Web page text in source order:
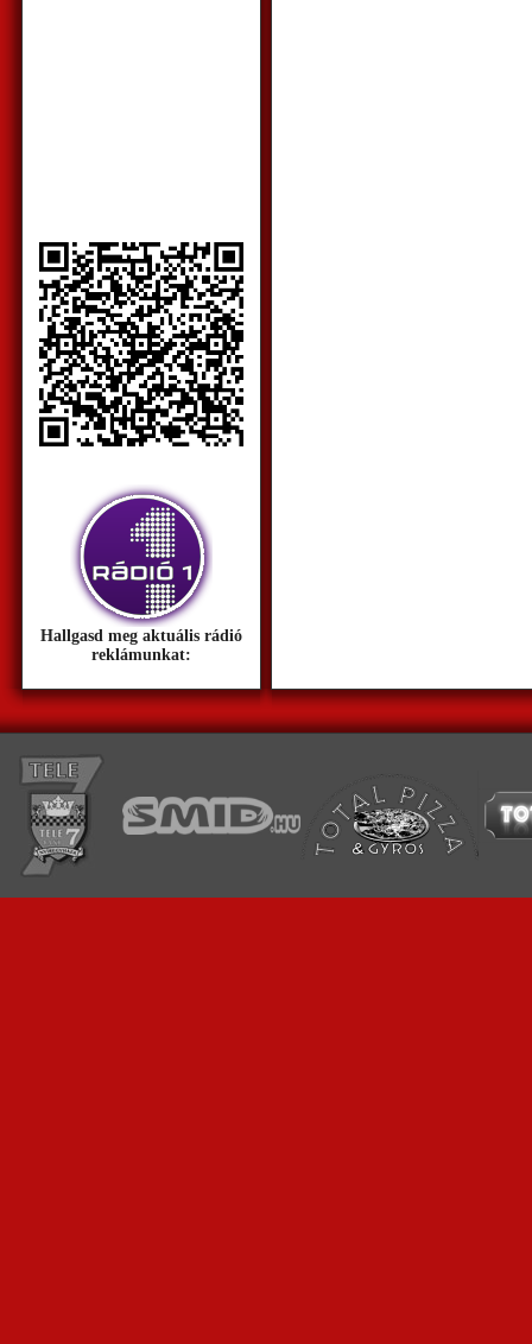
Hallgasd meg aktuális rádió
reklámunkat: